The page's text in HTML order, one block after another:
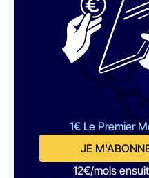
1€ Le Premier
JE
12€/mois